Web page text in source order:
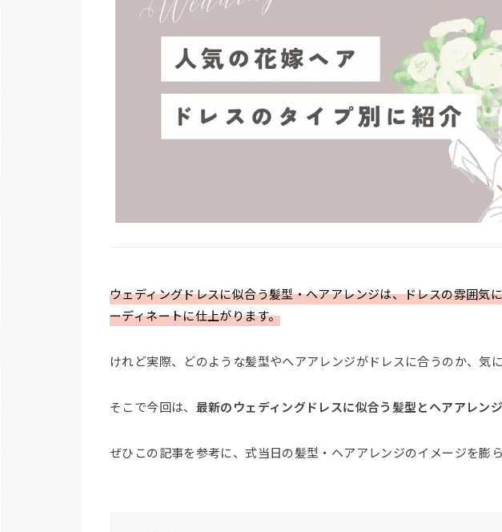
ウェディングドレスに似合う髪型・ヘアアレンジは、ドレスの雰囲気
ーディネートに仕上がります。
けれど実際、どのような髪型やヘアアレンジがドレスに合うのか、気
そこで今回は、 最新のウェディングドレスに似合う髪型とヘアアレン
ぜひこの記事を参考に、式当日の髪型・ヘアアレンジのイメージを膨